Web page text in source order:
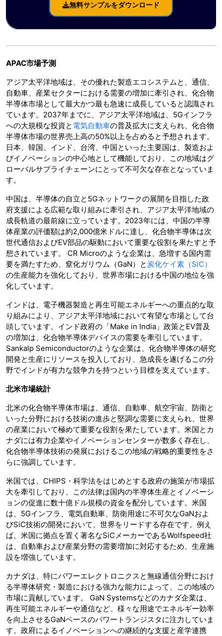
無料サンプルをダウンロード
APAC市場予測
アジア太平洋地域は、その優れた製造エコシステムと、通信、
自動車、産業セクターにおける需要の増加に牽引され、化合物
半導体市場として最大かつ最も急速に成長していると認識され
ています。2037年までに、アジア太平洋地域は、5Gインフラ
への大規模な投資と 電気自動車の普及拡大に支えられ、化合物
半導体市場の世界売上高の50%以上を占めると予想されます。
日本、韓国、インド、台湾、中国といった主要国は、製造およ
びイノベーションの中心地として機能しており、この地域はグ
ローバルサプライチェーンにとって不可欠な存在となっていま
す。
中国は、半導体の自立と5Gネットワークの展開を目指した政
府支援による広範な取り組みに牽引され、アジア太平洋地域の
成長軌道の最前線に立っています。2023年には、中国の半導
体産業の評価額は約2,000億米ドルに達し、化合物半導体は次
世代通信およびEV部品の駆動において重要な役割を果たすと予
想されています。 CR Microのような企業は、急増する国内需
要を満たすため、窒化ガリウム（GaN）と炭化ケイ素（SiC）
の生産能力を強化しており、世界市場における中国の地位を強
化しています。
インドは、電子機器製造と再生可能エネルギーへの重点的な取
り組みにより、アジア太平洋地域において有望な市場として台
頭しています。インド政府の「Make in India」政策とEV普及
の増加は、化合物半導体デバイスの需要を牽引しています。
Sankalp Semiconductorのような企業は、化合物半導体の研究
開発と生産にリソースを投入しており、急成長を遂げるこの分
野でインドが有力な競争力を持つという目標を支えています。
北米市場統計
北米の化合物半導体市場は、通信、自動車、航空宇宙、防衛と
いった分野における技術の進歩と堅調な需要に支えられ、世界
の産業において極めて重要な役割を果たしています。米国とカ
ナダには有力企業やイノベーションセンターが数多く存在し、
化合物半導体技術の発展におけるこの地域の戦略的重要性をさ
らに強調しています。
米国では、CHIPS・科学法をはじめとする政府の施策が市場拡
大を牽引しており、この法律は国内の半導体生産とイノベーシ
ョンの促進に数十億ドル規模の資金を配分しています。米国
は、5Gインフラ、電気自動車、防衛用途に不可欠なGaNおよ
びSiC技術の開発において、世界をリードする存在です。例え
ば、米国に拠点を置く著名なSiCメーカーであるWolfspeed社
は、自動車および産業分野の需要増加に対応するため、生産施
設を増強しています。
カナダは、特にパワーエレクトロニクスと無線通信分野におけ
る半導体研究・製造における強力な能力によって、この地域の
市場に貢献しています。 GaN Systemsなどのカナダ企業は、
再生可能エネルギーや通信など、様々な用途でエネルギー効率
を向上させるGaNベースのパワートランジスタに注力していま
す。政府によるイノベーションへの継続的な支援と産学連携